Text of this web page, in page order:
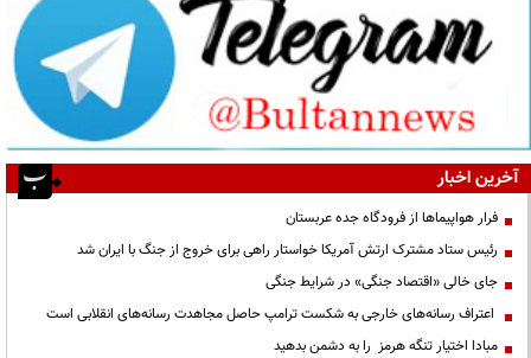
آخرین اخبار
فرار هواپیماها از فرودگاه جده عربستان
رئیس ستاد مشترک ارتش آمریکا خواستار راهی برای خروج از جنگ با ایران شد
جای خالی «اقتصاد جنگی» در شرایط جنگی
اعتراف رسانه‌های خارجی به شکست ترامپ حاصل مجاهدت رسانه‌های انقلابی است
مبادا اختیار تنگه هرمز را به دشمن بدهید